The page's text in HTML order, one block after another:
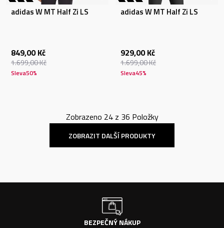
adidas W MT Half Zi LS
849,00 Kč
1.699,00Kč
Sleva50%
adidas W MT Half Zi LS
929,00 Kč
1.699,00Kč
Sleva45%
Zobrazeno 24z 36 Položky
ZOBRAZIT DALŠÍ PRODUKTY
BEZPEČNÝ NÁKUP